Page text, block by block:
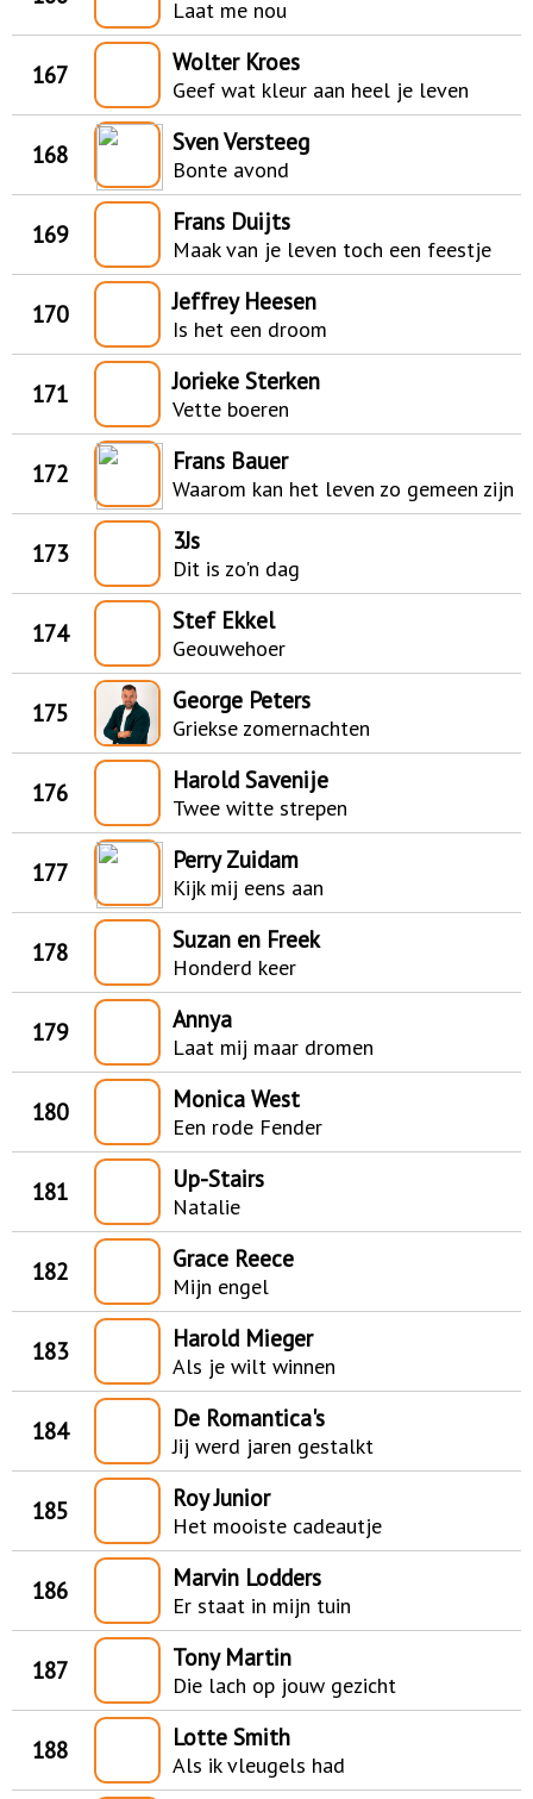
Laat me nou
167 Wolter Kroes
Geef wat kleur aan heel je leven
168 Sven Versteeg
Bonte avond
169 Frans Duijts
Maak van je leven toch een feestje
170 Jeffrey Heesen
Is het een droom
171 Jorieke Sterken
Vette boeren
172 Frans Bauer
Waarom kan het leven zo gemeen zijn
173 3Js
Dit is zo'n dag
174 Stef Ekkel
Geouwehoer
175 George Peters
Griekse zomernachten
176 Harold Savenije
Twee witte strepen
177 Perry Zuidam
Kijk mij eens aan
178 Suzan en Freek
Honderd keer
179 Annya
Laat mij maar dromen
180 Monica West
Een rode Fender
181 Up-Stairs
Natalie
182 Grace Reece
Mijn engel
183 Harold Mieger
Als je wilt winnen
184 De Romantica's
Jij werd jaren gestalkt
185 Roy Junior
Het mooiste cadeautje
186 Marvin Lodders
Er staat in mijn tuin
187 Tony Martin
Die lach op jouw gezicht
188 Lotte Smith
Als ik vleugels had